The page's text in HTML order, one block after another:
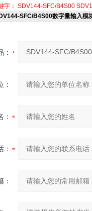
字： SDV144-SFC/B4S00
SFC/B4S00数字量输入模
：
：
：
：
：